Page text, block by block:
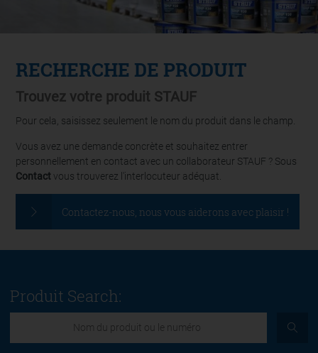
RECHERCHE DE PRODUIT
Trouvez votre produit STAUF
Pour cela, saisissez seulement le nom du produit dans le champ.
Vous avez une demande concrète et souhaitez entrer
personnellement en contact avec un collaborateur STAUF ? Sous
Contact vous trouverez l'interlocuteur adéquat.
Contactez-nous, nous vous aiderons avec plaisir !
Produit Search: